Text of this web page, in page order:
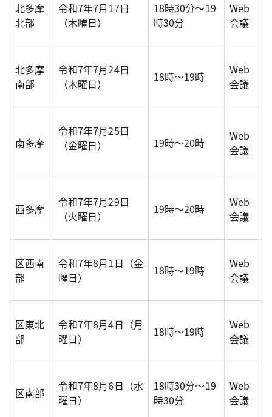
北多摩
北部
令和7年7月17日
（木曜日）
18時30分～19
時30分
Web
会議
北多摩
南部
令和7年7月24日
（木曜日）
18時～19時
Web
会議
南多摩
令和7年7月25日
（金曜日）
19時～20時
Web
会議
西多摩
令和7年7月29日
（火曜日）
19時～20時
Web
会議
区西南
部
令和7年8月1日（金
曜日）
18時～19時
Web
会議
区東北
部
令和7年8月4日（月
曜日）
18時～19時
Web
会議
区南部
令和7年8月6日（水
曜日）
18時30分～19
時30分
Web
会議